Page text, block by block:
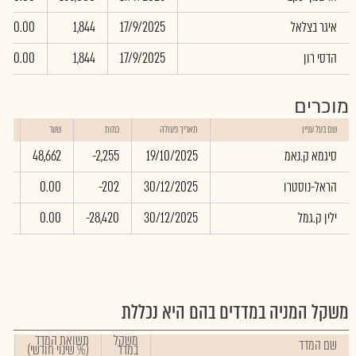
איגר בצלאל
17/9/2025
1,844
0.00
הדסי רון
17/9/2025
1,844
0.00
מוכרים
שם בעל עניין תאריך פעולה כמות שער
סיגמא ק.נאמ 19/10/2025
-2,255
48,662
הראל-נוסטרו
30/12/2025
-202
0.00
ילין ק.גמל
30/12/2025
-28,420
0.00
משקל המניה במדדים בהם היא נכללת
שם המדד משקל
במדד תשואת המדד
(% שינוי חודשי)